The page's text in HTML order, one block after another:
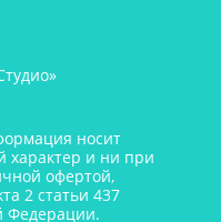
носит
и ни при
офертой,
2 статьи 437
Федерации.